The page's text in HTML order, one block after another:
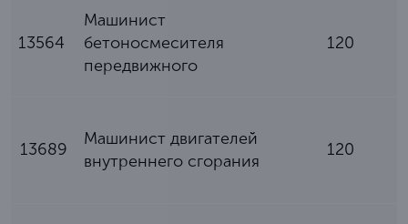
13564
Машинист
бетоносмесителя
передвижного
120
13689
Машинист двигателей
внутреннего сгорания
120